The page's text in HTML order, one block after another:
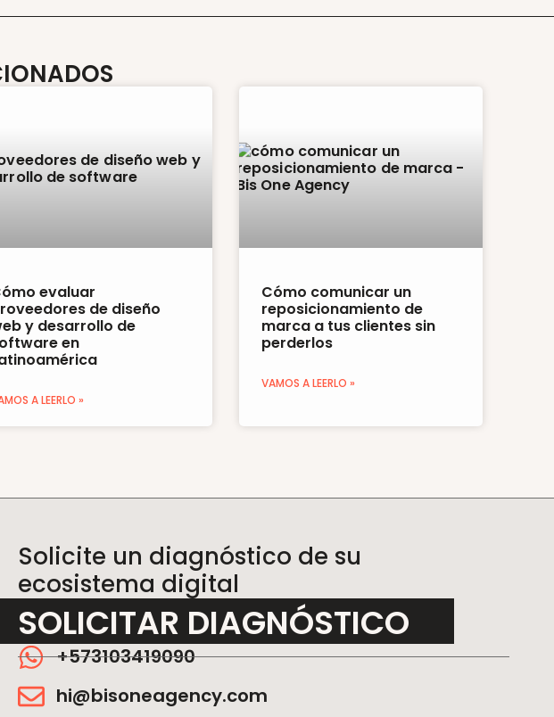
evaluar
de diseño
y desarrollo de
en
A LEERLO »
Cómo comunicar un
reposicionamiento de
marca a tus clientes sin
perderlos
VAMOS A LEERLO »
Solicite un diagnóstico de su
ecosistema digital
SOLICITAR DIAGNÓSTICO
+573103419090
hi@bisoneagency.com